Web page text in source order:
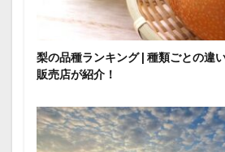
梨の品種ランキング | 種類ごとの違
販売店が紹介！